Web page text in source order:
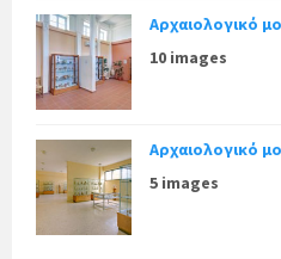
Αρχαιολογικό
10 images
Αρχαιολογικό
5 images